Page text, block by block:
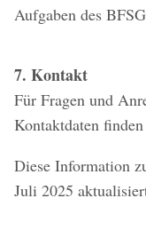
Aufgaben des
7. Kontakt
Für Fragen und
Kontaktdaten
Diese Information
Juli 2025